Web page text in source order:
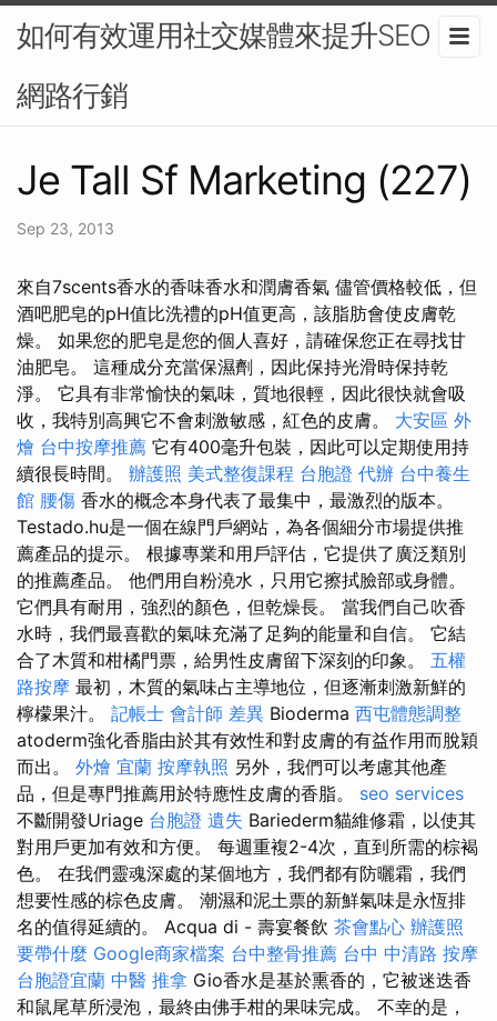
如何有效運用社交媒體來提升SEO？-
網路行銷
Je Tall Sf Marketing (227)
Sep 23, 2013
來自7scents香水的香味香水和潤膚香氣 儘管價格較低，但
酒吧肥皂的pH值比洗禮的pH值更高，該脂肪會使皮膚乾
燥。 如果您的肥皂是您的個人喜好，請確保您正在尋找甘
油肥皂。 這種成分充當保濕劑，因此保持光滑時保持乾
淨。 它具有非常愉快的氣味，質地很輕，因此很快就會吸
收，我特別高興它不會刺激敏感，紅色的皮膚。 大安區 外
燴 台中按摩推薦 它有400毫升包裝，因此可以定期使用持
續很長時間。 辦護照 美式整復課程 台胞證 代辦 台中養生
館 腰傷 香水的概念本身代表了最集中，最激烈的版本。
Testado.hu是一個在線門戶網站，為各個細分市場提供推
薦產品的提示。 根據專業和用戶評估，它提供了廣泛類別
的推薦產品。 他們用自粉澆水，只用它擦拭臉部或身體。
它們具有耐用，強烈的顏色，但乾燥長。 當我們自己吹香
水時，我們最喜歡的氣味充滿了足夠的能量和自信。 它結
合了木質和柑橘門票，給男性皮膚留下深刻的印象。 五權
路按摩 最初，木質的氣味占主導地位，但逐漸刺激新鮮的
檸檬果汁。 記帳士 會計師 差異 Bioderma 西屯體態調整
atoderm強化香脂由於其有效性和對皮膚的有益作用而脫穎
而出。 外燴 宜蘭 按摩執照 另外，我們可以考慮其他產
品，但是專門推薦用於特應性皮膚的香脂。 seo services
不斷開發Uriage 台胞證 遺失 Bariederm貓維修霜，以使其
對用戶更加有效和方便。 每週重複2-4次，直到所需的棕褐
色。 在我們靈魂深處的某個地方，我們都有防曬霜，我們
想要性感的棕色皮膚。 潮濕和泥土票的新鮮氣味是永恆排
名的值得延續的。 Acqua di - 壽宴餐飲 茶會點心 辦護照
要帶什麼 Google商家檔案 台中整骨推薦 台中 中清路 按摩
台胞證宜蘭 中醫 推拿 Gio香水是基於熏香的，它被迷迭香
和鼠尾草所浸泡，最終由佛手柑的果味完成。 不幸的是，